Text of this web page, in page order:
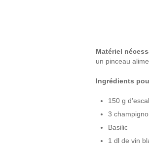
Matériel
un pinceau
Ingrédients
150 g
3
Basilic
1 dl de vin